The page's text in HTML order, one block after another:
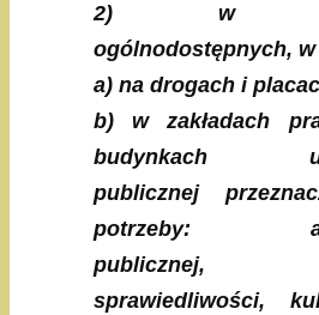
2) w
ogólnodostępnych,
a) na drogach i
b) w zakładach
budynkach
publicznej
potrzeby:
publicznej,
sprawiedliwości,